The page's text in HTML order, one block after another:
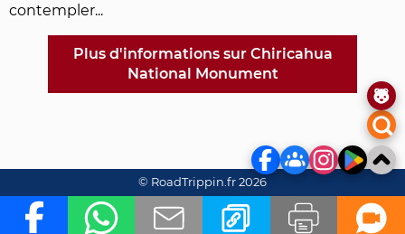
contempler...
Plus d'informations sur Chiricahua
National Monument
© RoadTrippin.fr 2026